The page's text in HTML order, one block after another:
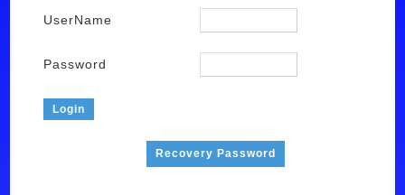
UserName
Password
Recovery Password